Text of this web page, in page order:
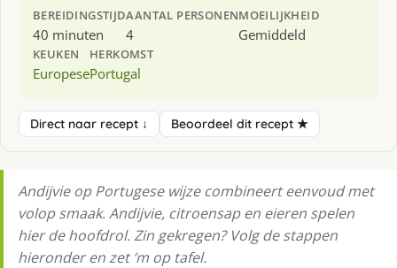
BEREIDINGSTIJD
40 minuten
AANTAL PERSONEN
4
MOEILIJKHEID
Gemiddeld
KEUKEN
Europese
HERKOMST
Portugal
Direct naar recept ↓ Beoordeel dit recept ★
Andijvie op Portugese wijze combineert eenvoud met
volop smaak. Andijvie, citroensap en eieren spelen
hier de hoofdrol. Zin gekregen? Volg de stappen
hieronder en zet ‘m op tafel.